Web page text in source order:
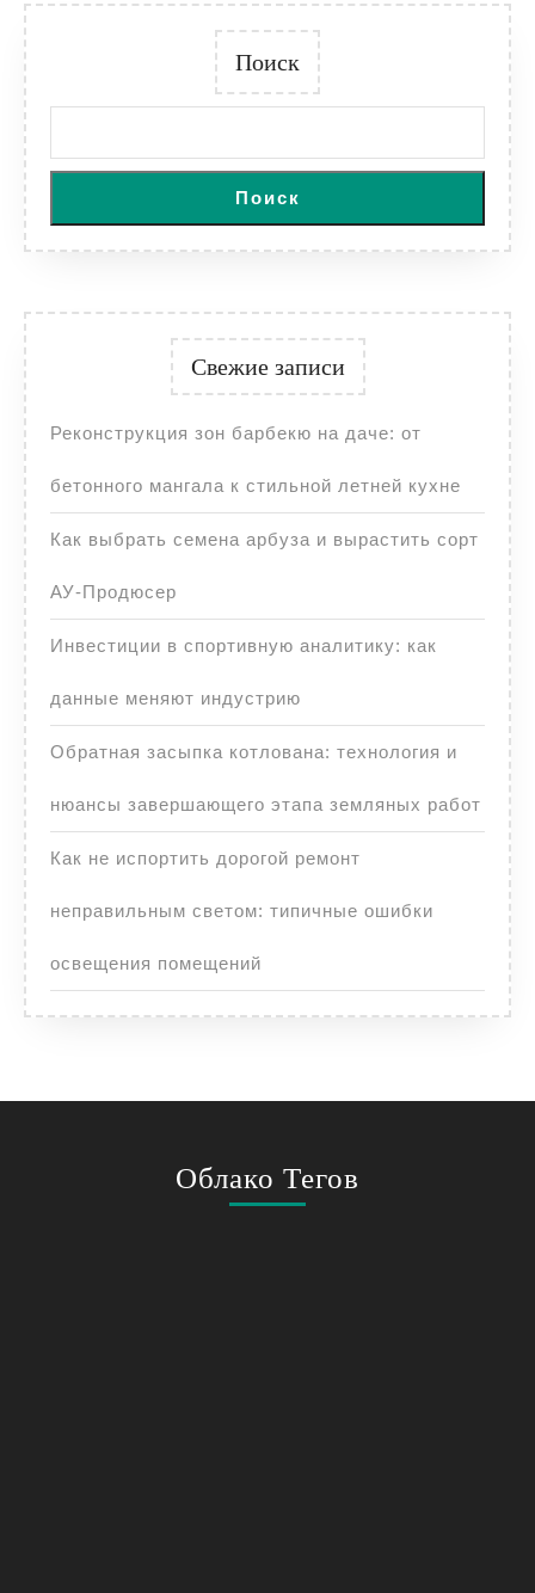
Поиск
Поиск
Свежие записи
Реконструкция зон барбекю на даче: от
бетонного мангала к стильной летней кухне
Как выбрать семена арбуза и вырастить сорт
АУ-Продюсер
Инвестиции в спортивную аналитику: как
данные меняют индустрию
Обратная засыпка котлована: технология и
нюансы завершающего этапа земляных работ
Как не испортить дорогой ремонт
неправильным светом: типичные ошибки
освещения помещений
Облако Тегов